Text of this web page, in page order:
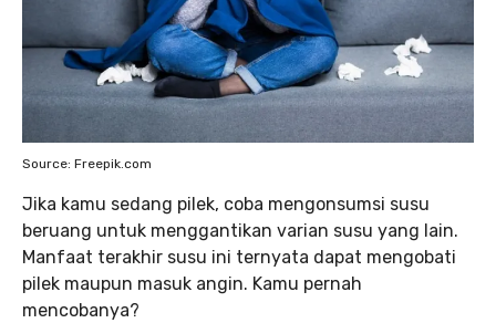
Source: Freepik.com
Jika kamu sedang pilek, coba mengonsumsi susu
beruang untuk menggantikan varian susu yang lain.
Manfaat terakhir susu ini ternyata dapat mengobati
pilek maupun masuk angin. Kamu pernah
mencobanya?